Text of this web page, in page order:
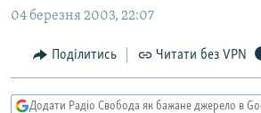
до
СПОРТ
УКРАЇНА
КРИМ.РЕАЛІЇ
ТИ ЯК?
СХЕМИ
04 березня 2003, 22:07
Поділитись Читати без VPN
Додати Радіо Свобода як бажане джерело в